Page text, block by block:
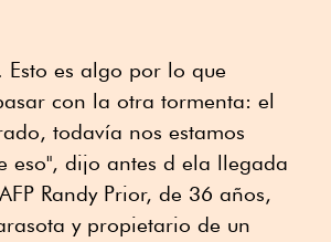
Esto es algo por lo que
con la otra tormenta: el
todavía nos estamos
eso", dijo antes d ela llegada
Randy Prior, de 36 años,
y propietario de un